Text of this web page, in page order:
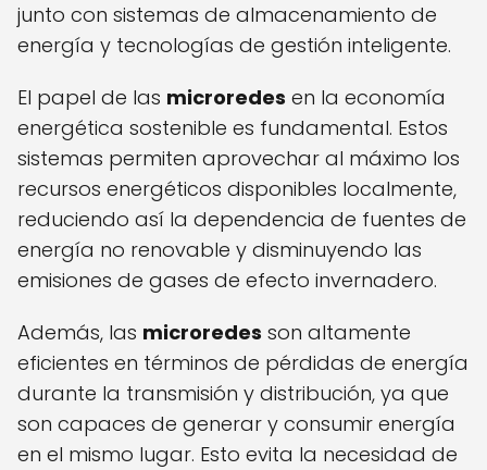
junto con sistemas de almacenamiento de
energía y tecnologías de gestión inteligente.
El papel de las microredes en la economía
energética sostenible es fundamental. Estos
sistemas permiten aprovechar al máximo los
recursos energéticos disponibles localmente,
reduciendo así la dependencia de fuentes de
energía no renovable y disminuyendo las
emisiones de gases de efecto invernadero.
Además, las microredes son altamente
eficientes en términos de pérdidas de energía
durante la transmisión y distribución, ya que
son capaces de generar y consumir energía
en el mismo lugar. Esto evita la necesidad de